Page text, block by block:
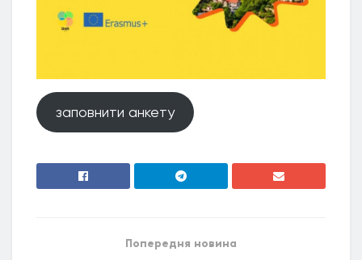
заповнити анкету
Попередня новина